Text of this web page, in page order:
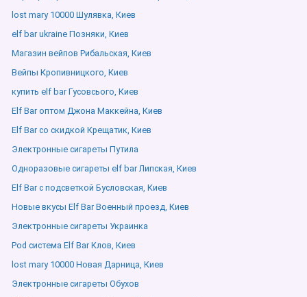
lost mary 10000 Шулявка, Киев
elf bar ukraine Позняки, Киев
Магазин вейпов Рибальская, Киев
Вейпы Кропивницкого, Киев
купить elf bar Гусовсього, Киев
Elf Bar оптом Джона Маккейна, Киев
Elf Bar со скидкой Крещатик, Киев
Электронные сигареты Путила
Одноразовые сигареты elf bar Липская, Киев
Elf Bar с подсветкой Бусловская, Киев
Новые вкусы Elf Bar Военный проезд, Киев
Электронные сигареты Украинка
Pod система Elf Bar Клов, Киев
lost mary 10000 Новая Дарница, Киев
Электронные сигареты Обухов